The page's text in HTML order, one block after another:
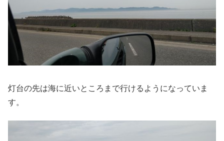
灯台の先は海に近いところまで行けるようになっていま
す。